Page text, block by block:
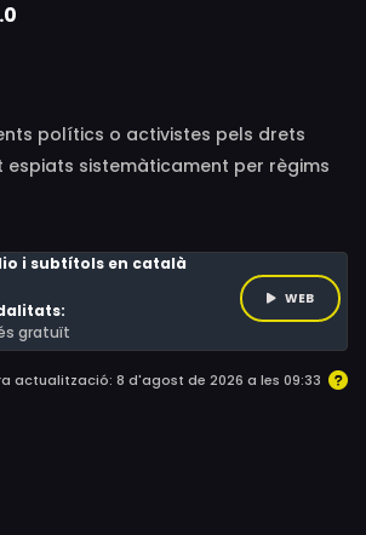
polítics o activistes pels drets
espiats sistemàticament per règims
món amb el programa espia
i subtítols en català
gratuït
WEB
actualització: 8 d'agost de 2026 a les 09:33